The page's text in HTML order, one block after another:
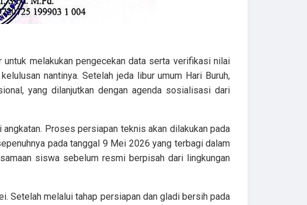
melakukan pengecekan data serta verifikasi nilai
nantinya. Setelah jeda libur umum Hari Buruh,
yang dilanjutkan dengan agenda sosialisasi dari
Proses persiapan teknis akan dilakukan pada
pada tanggal 9 Mei 2026 yang terbagi dalam
siswa sebelum resmi berpisah dari lingkungan
Setelah melalui tahap persiapan dan gladi bersih pada